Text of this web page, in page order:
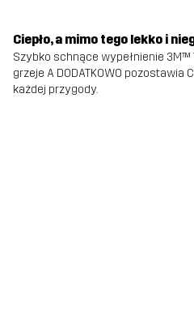
Ciepło, a mimo tego lekko i
Szybko schnące wypełnienie
grzeje A DODATKOWO
każdej przygody.